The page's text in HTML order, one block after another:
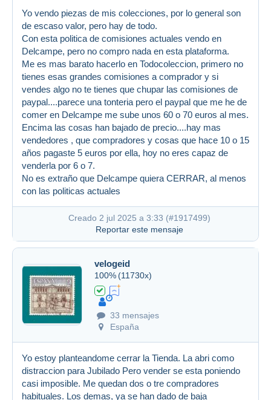
Yo vendo piezas de mis colecciones, por lo general son
de escaso valor, pero hay de todo.
Con esta politica de comisiones actuales vendo en
Delcampe, pero no compro nada en esta plataforma.
Me es mas barato hacerlo en Todocoleccion, primero no
tienes esas grandes comisiones a comprador y si
vendes algo no te tienes que chupar las comisiones de
paypal....parece una tonteria pero el paypal que me he de
comer en Delcampe me sube unos 60 o 70 euros al mes.
Encima las cosas han bajado de precio....hay mas
vendedores , que compradores y cosas que hace 10 o 15
años pagaste 5 euros por ella, hoy no eres capaz de
venderla por 6 o 7.
No es extraño que Delcampe quiera CERRAR, al menos
con las politicas actuales
Creado 2 jul 2025 a 3:33 (#1917499)
Reportar este mensaje
velogeid
100% (11730x)
33 mensajes
España
Yo estoy planteandome cerrar la Tienda. La abri como
distraccion para Jubilado Pero vender se esta poniendo
casi imposible. Me quedan dos o tre compradores
habituales. Los demas, ya se han dado de baja